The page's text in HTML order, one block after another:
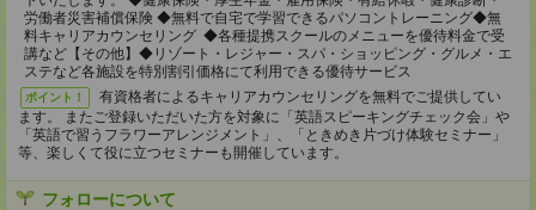
労働者災害補償保険 ◆無料で自宅で学習できるパソコントレーニング◆無
料キャリアカウンセリング ◆各種提携スクールのメニューを優待料金で受
講など【その他】◆リゾート・レジャー・スパ・ショッピング・グルメ・エ
ステなど各施設を特別割引価格にて利用できる優待サービス
ポイント！
有資格者によるキャリアカウンセリングを無料でご提供してい
ます。 またご登録いただいた方を対象に「英語スピーキングチェック会」や
「英語で習うフラワーアレンジメント」、「ときめき片づけ体験セミナー」
等、楽しくて役に立つセミナーも開催しています。
フォローについて